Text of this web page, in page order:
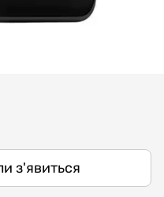
з'явиться